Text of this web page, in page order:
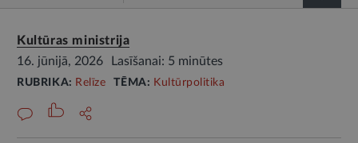
Kultūras ministrija
16. jūnijā, 2026
Lasīšanai: 5 minūtes
RUBRIKA: Relīze TĒMA: Kultūrpolitika